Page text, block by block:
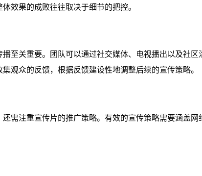
效果的成败往往取决于细节的把控。
至关重要。团队可以通过社交媒体、电视播出以及社区
观众的反馈，根据反馈建设性地调整后续的宣传策略。
需注重宣传片的推广策略。有效的宣传策略需要涵盖网